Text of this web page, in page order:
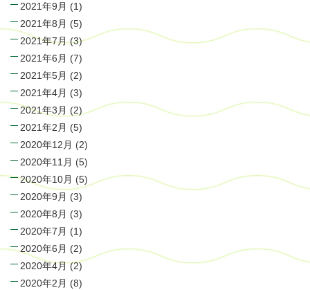
2021年9月 (1)
2021年8月 (5)
2021年7月(3)
2021年6月 (7)
2021年5月 (2)
2021年4月 (3)
2021年3月 (2)
2021年2月 (5)
2020年12月 (2)
2020年11月 (5)
2020年10月 (5)
2020年9月 (3)
2020年8月 (3)
2020年7月 (1)
2020年6月 (2)
2020年4月(2)
2020年2月 (8)